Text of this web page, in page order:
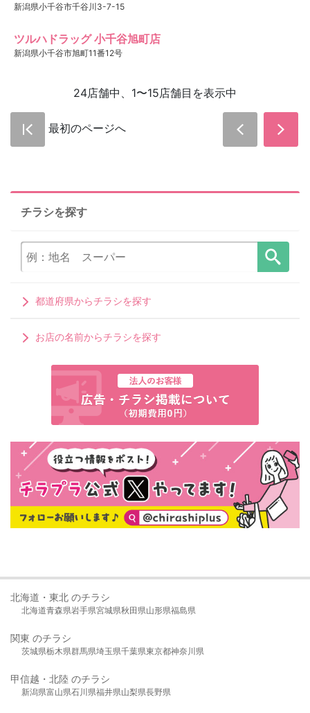
新潟県小千谷市千谷川3-7-15
ツルハドラッグ 小千谷旭町店
新潟県小千谷市旭町11番12号
24店舗中、1〜15店舗目を表示中
最初のページへ
チラシを探す
都道府県からチラシを探す
お店の名前からチラシを探す
北海道・東北 のチラシ
北海道青森県岩手県宮城県秋田県山形県福島県
関東 のチラシ
茨城県栃木県群馬県埼玉県千葉県東京都神奈川県
甲信越・北陸 のチラシ
新潟県富山県石川県福井県山梨県長野県